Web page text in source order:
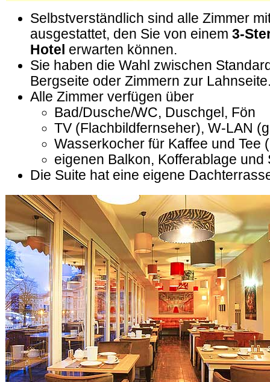
Selbstverständlich sind alle Zimmer
ausgestattet, den Sie von einem 3-
Hotel erwarten können.
Sie haben die Wahl zwischen
Bergseite oder Zimmern zur
Alle Zimmer verfügen über
Bad/Dusche/WC, Duschgel, Fön
TV (Flachbildfernseher), W-LAN
Wasserkocher für Kaffee und Tee
eigenen Balkon, Kofferablage und
Die Suite hat eine eigene